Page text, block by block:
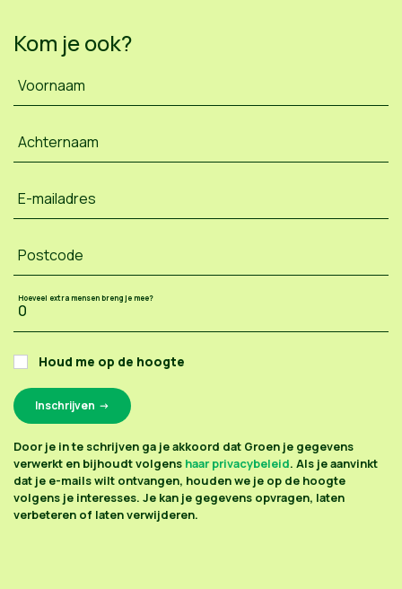
Kom je ook?
Voornaam
Achternaam
E-mailadres
Postcode
Hoeveel extra mensen breng je mee?
Houd me op de hoogte
Door je in te schrijven ga je akkoord dat Groen je gegevens
verwerkt en bijhoudt volgens haar privacybeleid. Als je aanvinkt
dat je e-mails wilt ontvangen, houden we je op de hoogte
volgens je interesses. Je kan je gegevens opvragen, laten
verbeteren of laten verwijderen.